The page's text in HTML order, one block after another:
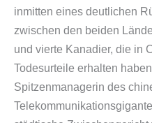
inmitten eines deutlichen
zwischen den beiden
und vierte Kanadier, die in
Todesurteile erhalten
Spitzenmanagerin des